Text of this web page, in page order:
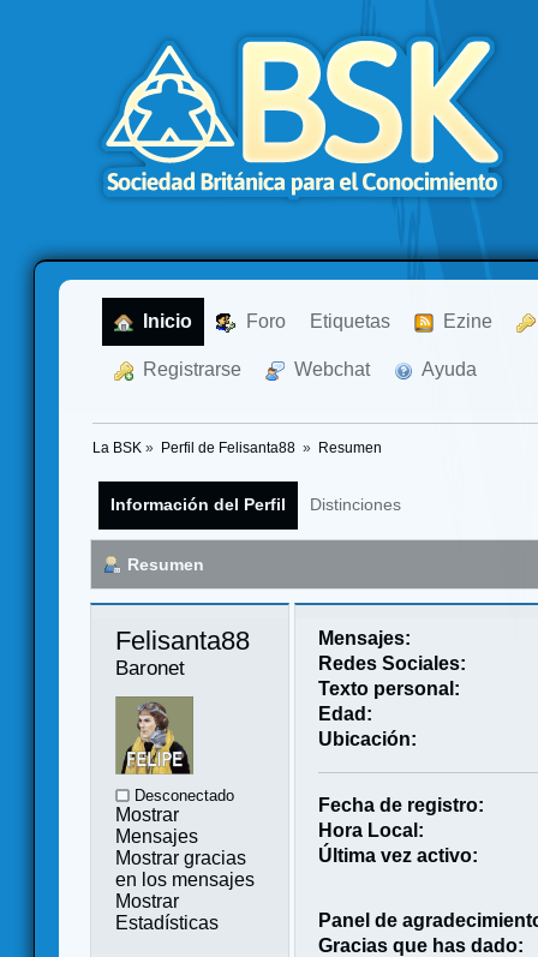
Inicio Foro Etiquetas Ezine
Registrarse Webchat Ayuda
La BSK » Perfil de Felisanta88 » Resumen
Información del Perfil Distinciones
Resumen
Felisanta88
Baronet
Desconectado
Mostrar
Mensajes
Mostrar gracias
en los mensajes
Mostrar
Estadísticas
Mensajes:
Redes Sociales:
Texto personal:
Edad:
Ubicación:
Fecha de registro:
Hora Local:
Última vez activo:
Panel de
Gracias que has dado: